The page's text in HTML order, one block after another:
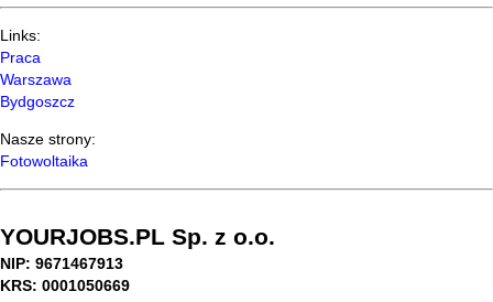
Links:
Praca
Warszawa
Bydgoszcz
Nasze strony:
Fotowoltaika
YOURJOBS.PL Sp. z o.o.
NIP: 9671467913
KRS: 0001050669